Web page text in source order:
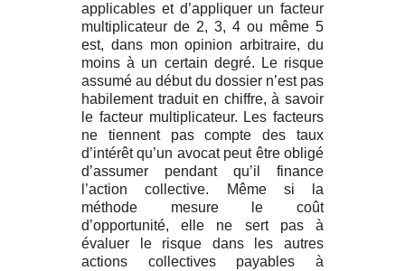
applicables et d’appliquer un facteur
multiplicateur de 2, 3, 4 ou même 5
est, dans mon opinion arbitraire, du
moins à un certain degré. Le risque
assumé au début du dossier n’est pas
habilement traduit en chiffre, à savoir
le facteur multiplicateur. Les facteurs
ne tiennent pas compte des taux
d’intérêt qu’un avocat peut être obligé
d’assumer pendant qu’il finance
l’action collective. Même si la
méthode mesure le coût
d’opportunité, elle ne sert pas à
évaluer le risque dans les autres
actions collectives payables à